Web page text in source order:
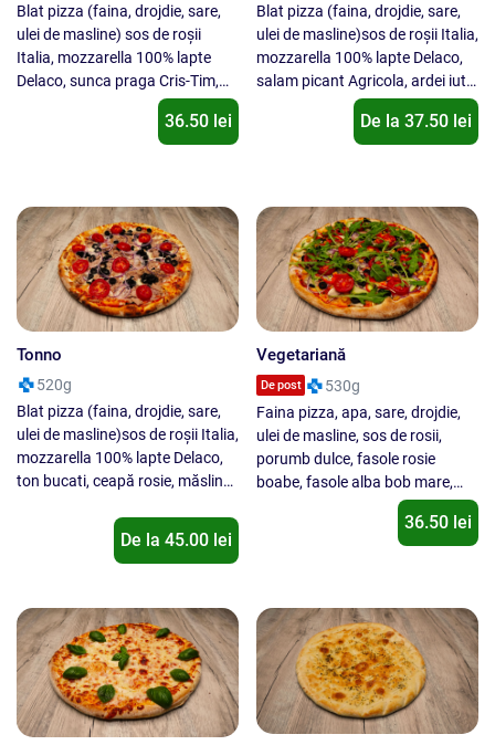
Blat pizza (faina, drojdie, sare,
ulei de masline) sos de roșii
Italia, mozzarella 100% lapte
Delaco, sunca praga Cris-Tim,
ciuperci, ardei gras, ceapa rosie,
ulei de măsline, oregano. Nu se
inlocuieste un ingredient cu alt
36.50 lei
Blat pizza (faina, drojdie, sare,
ulei de masline)sos de roșii Italia,
mozzarella 100% lapte Delaco,
salam picant Agricola, ardei iute,
oregano. Nu se inlocuieste un
ingredient cu alt ingredient !
De la 37.50 lei
Tonno
520g
Blat pizza (faina, drojdie, sare,
ulei de masline)sos de roșii Italia,
mozzarella 100% lapte Delaco,
ton bucati, ceapă rosie, măsline,
inlocuieste un ingredient cu alt
De la 45.00 lei
Vegetariană
De post
530g
Faina pizza, apa, sare, drojdie,
ulei de masline, sos de rosii,
porumb dulce, fasole rosie
boabe, fasole alba bob mare,
naut boabe, ceapa rosie,
masline negre felii, rosii cherry,
ciuperci champignon. Nu se
36.50 lei